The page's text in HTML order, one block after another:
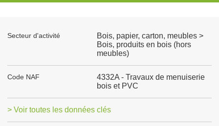
Secteur d'activité
Bois, papier, carton, meubles >
Bois, produits en bois (hors
meubles)
Code NAF
4332A - Travaux de menuiserie
bois et PVC
> Voir toutes les données clés